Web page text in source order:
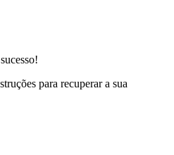
para recuperar a sua